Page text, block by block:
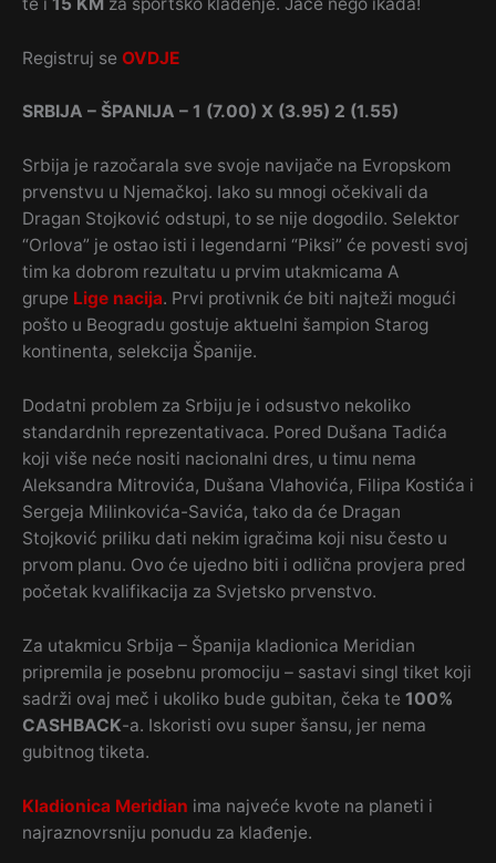
Registruj se OVDJE
SRBIJA – ŠPANIJA – 1 (7.00) X (3.95) 2 (1.55)
Srbija je razočarala sve svoje navijače na Evropskom
prvenstvu u Njemačkoj. Iako su mnogi očekivali da
Dragan Stojković odstupi, to se nije dogodilo. Selektor
“Orlova” je ostao isti i legendarni “Piksi” će povesti svoj
tim ka dobrom rezultatu u prvim utakmicama A
grupe Lige nacija. Prvi protivnik će biti najteži mogući
pošto u Beogradu gostuje aktuelni šampion Starog
kontinenta, selekcija Španije.
Dodatni problem za Srbiju je i odsustvo nekoliko
standardnih reprezentativaca. Pored Dušana Tadića
koji više neće nositi nacionalni dres, u timu nema
Aleksandra Mitrovića, Dušana Vlahovića, Filipa Kostića i
Sergeja Milinkovića-Savića, tako da će Dragan
Stojković priliku dati nekim igračima koji nisu često u
prvom planu. Ovo će ujedno biti i odlična provjera pred
početak kvalifikacija za Svjetsko prvenstvo.
Za utakmicu Srbija – Španija kladionica Meridian
pripremila je posebnu promociju – sastavi singl tiket koji
sadrži ovaj meč i ukoliko bude gubitan, čeka te 100%
CASHBACK-a. Iskoristi ovu super šansu, jer nema
gubitnog tiketa.
Kladionica Meridian ima najveće kvote na planeti i
najraznovrsniju ponudu za klađenje.